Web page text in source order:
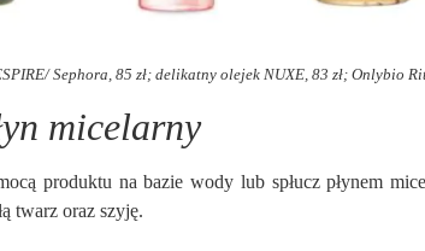
Sephora, 85 zł; delikatny olejek NUXE, 83 zł; Onlybio
micelarny
produktu na bazie wody lub spłucz płynem
twarz oraz szyję.